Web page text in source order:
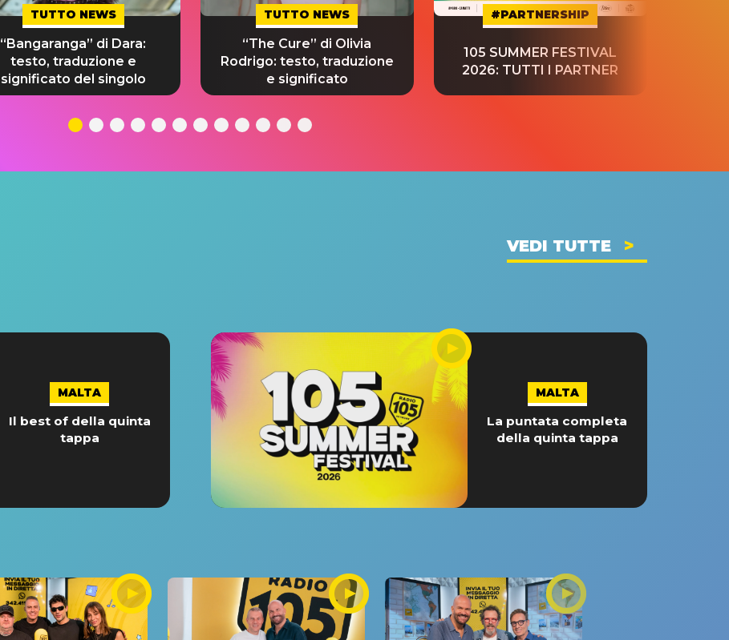
TUTTO NEWS
“Bangaranga” di Dara:
testo, traduzione e
significato del singolo
TUTTO NEWS
“The Cure” di Olivia
Rodrigo: testo, traduzione
e significato
#PARTNERSHIP
105 SUMMER FESTIVAL
2026: TUTTI I PARTNER
VEDI TUTTE
MALTA
Il best of della quinta
tappa
MALTA
La puntata completa
della quinta tappa